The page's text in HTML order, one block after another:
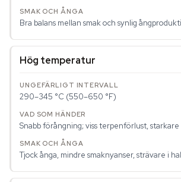
Bra balans mellan smak och synlig
Hög temperatur
290–345 °C (550–650 °F)
Snabb förångning; viss terpenförlust, starkare
Tjock ånga, mindre smaknyanser, strävare i